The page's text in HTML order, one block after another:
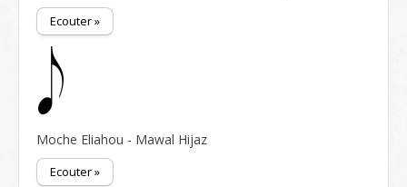
Ecouter »
Moche Eliahou - Mawal Hijaz
Ecouter »